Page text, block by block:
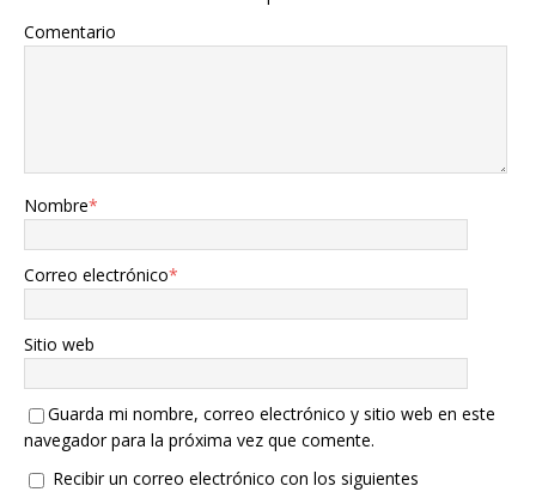
Comentario
Nombre*
Correo electrónico*
Sitio web
Guarda mi nombre, correo electrónico y sitio web en este
navegador para la próxima vez que comente.
Recibir un correo electrónico con los siguientes